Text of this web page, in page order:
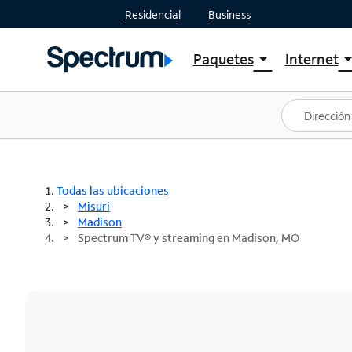
Residencial Business
Paquetesarrow_drop_down
Ver paquetes
Spectrum One
Mejores ofertas
Internetarrow_drop_down
Planes
Todas las ubicaciones
Misuri
Madison
Spectrum TV® y streaming en Madison, MO